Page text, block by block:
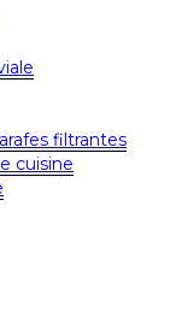
filtrantes
cuisine